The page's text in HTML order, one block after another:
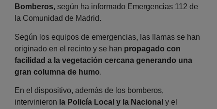
Bomberos, según ha informado Emergencias 112 de
la Comunidad de Madrid.
Según los equipos de emergencias, las llamas se han
originado en el recinto y se han propagado con
facilidad a la vegetación cercana generando una
gran columna de humo.
En el dispositivo, además de los bomberos,
intervinieron la Policía Local y la Nacional y el